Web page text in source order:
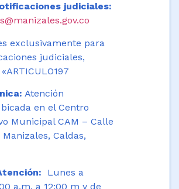
judiciales:
exclusivamente para
judiciales,
Atención
en el Centro
Municipal CAM – Calle
Manizales, Caldas,
Lunes a
a.m. a 12:00 m y de